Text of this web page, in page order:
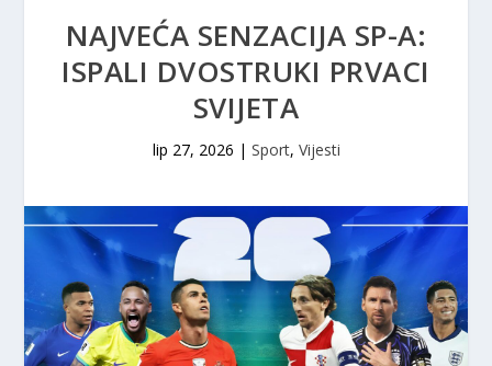
NAJVEĆA SENZACIJA SP-A:
ISPALI DVOSTRUKI PRVACI
SVIJETA
lip 27, 2026 | Sport, Vijesti